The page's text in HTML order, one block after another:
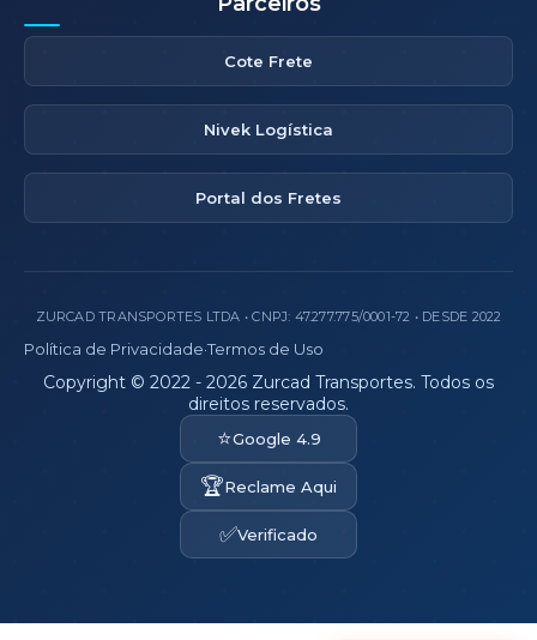
Cote Frete
Nivek Logística
Portal dos Fretes
ZURCAD TRANSPORTES LTDA • CNPJ: 47.277.775/0001-72 • DESDE 2022
Política de Privacidade·Termos de Uso
Copyright © 2022 - 2026 Zurcad Transportes. Todos os
direitos reservados.
⭐Google 4.9
🏆Reclame Aqui
✅Verificado